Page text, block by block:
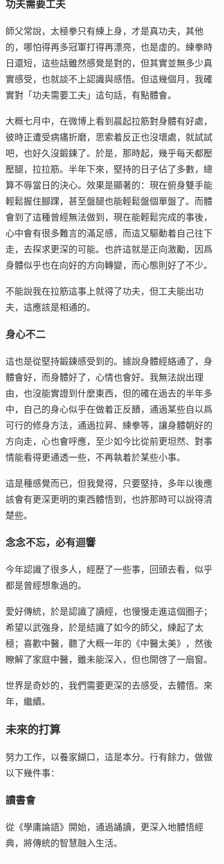
功夫需要工夫
師父常說，太極拳只有練上身，才是真功夫，其他
的，哪怕得再多冠軍打得再漂亮，也是虛的。練拳時
日還短，這些話雖然感覺是對的，但其實並無多少真
實感受，也就談不上認識與感悟。但這幾個月，我確
實對「功夫需要工夫」這句話，有點體會。
大概七月中，在微博上看到晨起拉筋對身體有好處，
彼時正遭受病痛折磨，思索着反正也沒壞處，就試試
吧，也好久沒鍛鍊了。於是，那時起，幾乎每天都壓
壓腿，拉拉筋。半年下來，堅持的日子佔了多數，總
算不辱當日的決心。效果是顯著的：現在俯身雙手能
輕鬆握住腳踝，甚至盤腿也能輕鬆盤個單盤了。而體
會到了這種曾經無法做到，現在能輕鬆完成的事後，
心中會有很多難言的滿足感，而這又驅動着自己往下
走，去探求更深的可能。也許這就是正向激勵，因爲
身體似乎也在向好的方向轉變，而心態則好了不少。
不能說我在拉筋這事上就得了功夫，但工夫能出功
夫，這應該是相通的。
身心不二
這也是從堅持鍛鍊感受到的。據說身體經絡通了，身
體會好，而身體好了，心情也會好。我無法說出理
由，也沒能實證到什麼東西，但的確在過去的半年多
中，自己的身心似乎在做着正反饋，通過某些自以爲
可行的修身方法，通過拉昇、練拳等，讓身體朝好的
方向走，心也會呼應，至少如今比從前更坦然、對事
情能看得更通透一些，不再執着於某些小事。
這是種感覺而已，但我覺得，只要堅持，多年以後應
該會有更深更明的東西體悟到，也許那時可以說得清
楚些。
念念不忘，必有迴響
今年認識了很多人，經歷了一些事，回頭去看，似乎
都是曾經想象過的。
愛好傳統，於是認識了讀經，也慢慢走進這個圈子；
希望以武強身，於是結識了如今的師父，練起了太
極；喜歡中醫，聽了大概一年的《中醫太美》，然後
瞭解了家庭中醫，雖未能深入，但也開啓了一扇窗。
世界是奇妙的，我們需要更深的去感受，去體悟。來
年，繼續。
未來的打算
努力工作，以養家餬口，這是本分。行有餘力，做做
以下幾件事：
讀書會
從《學庸論語》開始，通過誦讀，更深入地體悟經
典，將傳統的智慧融入生活。